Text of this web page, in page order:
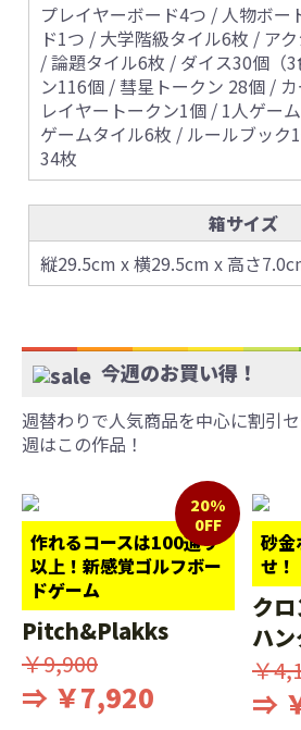
プレイヤーボード4つ / 人物ボー
ド1つ / 大学階級タイル6枚 / ア
/ 論題タイル6枚 / ダイス30個（
ン116個 / 彗星トークン 28個 /
レイヤートークン1個 / 1人ゲー
ゲームタイル6枚 / ルールブック
34枚
箱サイズ
縦29.5cm x 横29.5cm x 高さ
今週のお買い得！
週替わりで人気商品を中心に割引
週はこの作品！
作れるコースは100通り
以上！新感覚ゴルフボー
ドゲーム
20%
0FF
Pitch&Plakks
￥9,900
⇒ ￥7,920
砂金
せ！
ク
ハ
￥
⇒